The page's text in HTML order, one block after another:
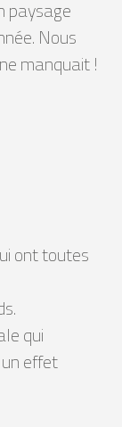
paysage
Nous
manquait !
ont toutes
qui
effet